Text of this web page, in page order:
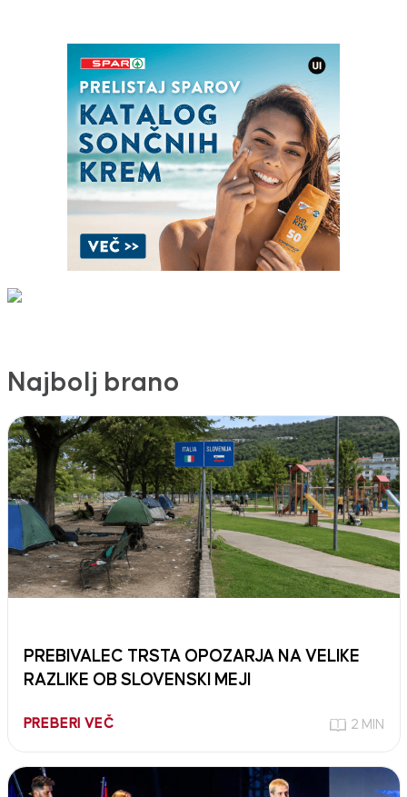
Najbolj brano
PREBIVALEC TRSTA OPOZARJA NA VELIKE
RAZLIKE OB SLOVENSKI MEJI
PREBERI VEČ 2 MIN